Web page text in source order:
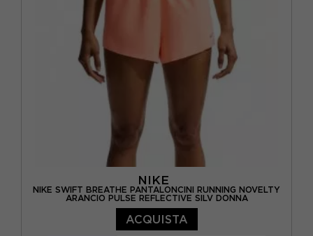
NIKE
NIKE SWIFT BREATHE PANTALONCINI RUNNING NOVELTY
ARANCIO PULSE REFLECTIVE SILV DONNA
ACQUISTA